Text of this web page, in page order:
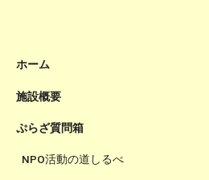
ホーム
施設概要
ぷらざ質問箱
NPO活動の道しるべ